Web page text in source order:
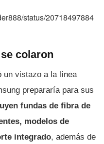
status/20718497884
colaron
un vistazo a la línea
prepararía para sus
fundas de fibra de
modelos de
integrado, además de